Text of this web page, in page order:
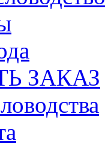
ЗАКАЗ